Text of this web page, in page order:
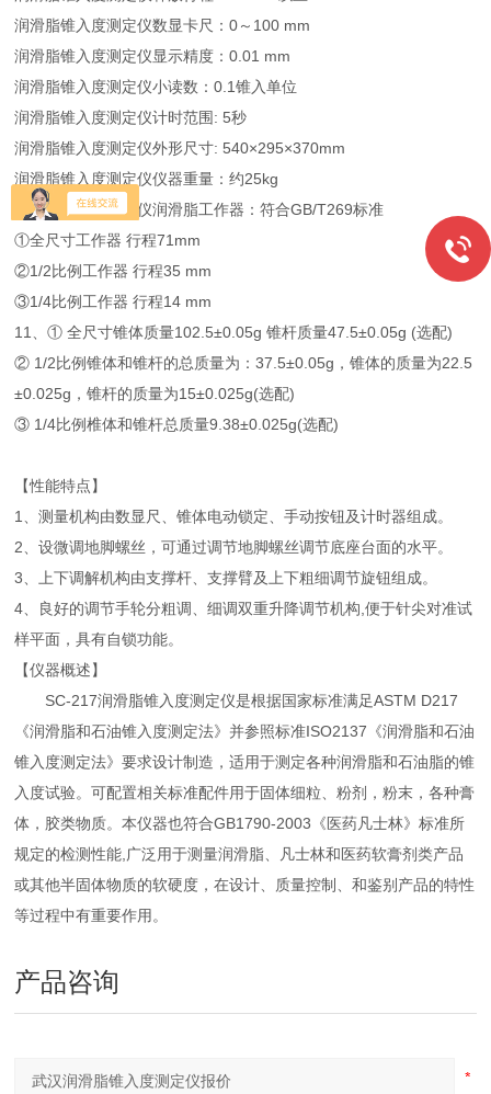
润滑脂锥入度测定仪数显卡尺：0～100 mm
润滑脂锥入度测定仪显示精度：0.01 mm
润滑脂锥入度测定仪小读数：0.1锥入单位
润滑脂锥入度测定仪计时范围: 5秒
润滑脂锥入度测定仪外形尺寸: 540×295×370mm
润滑脂锥入度测定仪仪器重量：约25kg
润滑脂锥入度测定仪润滑脂工作器：符合GB/T269标准
①全尺寸工作器 行程71mm
②1/2比例工作器 行程35 mm
③1/4比例工作器 行程14 mm
11、① 全尺寸锥体质量102.5±0.05g 锥杆质量47.5±0.05g (选配)
② 1/2比例锥体和锥杆的总质量为：37.5±0.05g，锥体的质量为22.5
±0.025g，锥杆的质量为15±0.025g(选配)
③ 1/4比例椎体和锥杆总质量9.38±0.025g(选配)
【性能特点】
1、测量机构由数显尺、锥体电动锁定、手动按钮及计时器组成。
2、设微调地脚螺丝，可通过调节地脚螺丝调节底座台面的水平。
3、上下调解机构由支撑杆、支撑臂及上下粗细调节旋钮组成。
4、良好的调节手轮分粗调、细调双重升降调节机构,便于针尖对准试
样平面，具有自锁功能。
【仪器概述】
SC-217润滑脂锥入度测定仪是根据国家标准满足ASTM D217
《润滑脂和石油锥入度测定法》并参照标准ISO2137《润滑脂和石油
锥入度测定法》要求设计制造，适用于测定各种润滑脂和石油脂的锥
入度试验。可配置相关标准配件用于固体细粒、粉剂，粉末，各种膏
体，胶类物质。本仪器也符合GB1790-2003《医药凡士林》标准所
规定的检测性能,广泛用于测量润滑脂、凡士林和医药软膏剂类产品
或其他半固体物质的软硬度，在设计、质量控制、和鉴别产品的特性
等过程中有重要作用。
产品咨询